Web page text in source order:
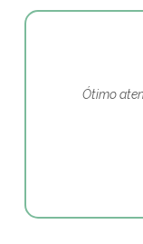
Ótimo